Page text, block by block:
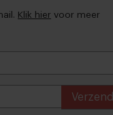
Klik hier voor meer
Verzend